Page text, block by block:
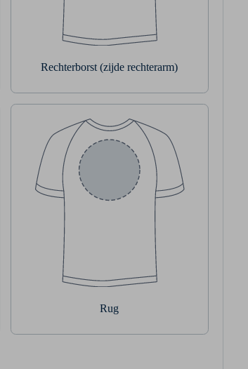
Rechterborst (zijde rechterarm)
Rug